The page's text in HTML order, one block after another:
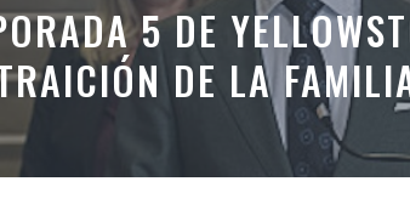
5 DE
DE LA